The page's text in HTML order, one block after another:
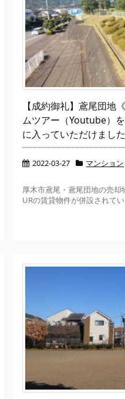
【成約御礼】鳶尾団
ムツアー（Youtube）
に入っていただけまし
2022-03-27 マンション
厚木市鳶尾・鳶尾団地の売却
URの賃貸物件が併設されて